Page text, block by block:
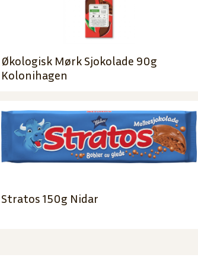
Økologisk Mørk Sjokolade 90g
Kolonihagen
Stratos 150g Nidar